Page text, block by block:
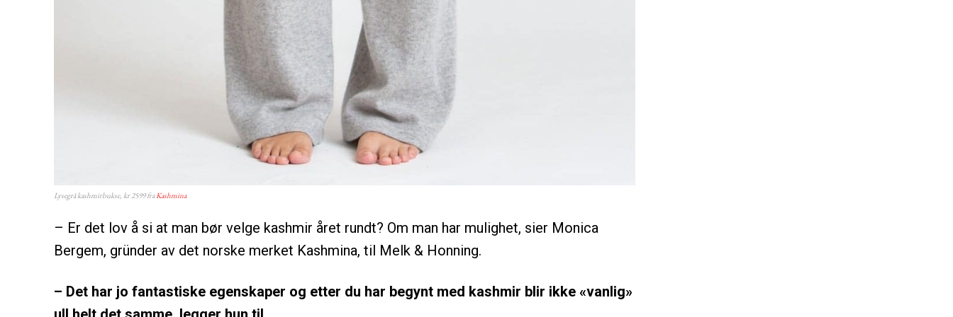
Lysegrå kashmirbukse, kr 2599 fraKashmina
– Er det lov å si at man bør velge kashmir året rundt? Om man har mulighet, sier Monica
Bergem, gründer av det norske merket Kashmina, til Melk & Honning.
– Det har jo fantastiske egenskaper og etter du har begynt med kashmir blir ikke «vanlig»